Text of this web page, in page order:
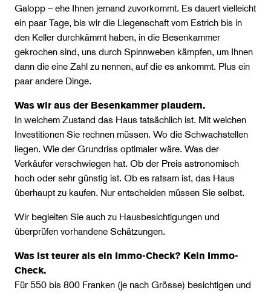
Galopp – ehe Ihnen jemand zuvorkommt. Es dauert vielleicht
ein paar Tage, bis wir die Liegenschaft vom Estrich bis in
den Keller durchkämmt haben, in die Besenkammer
gekrochen sind, uns durch Spinnweben kämpfen, um Ihnen
dann die eine Zahl zu nennen, auf die es ankommt. Plus ein
paar andere Dinge.
Was wir aus der Besenkammer plaudern.
In welchem Zustand das Haus tatsächlich ist. Mit welchen
Investitionen Sie rechnen müssen. Wo die Schwachstellen
liegen. Wie der Grundriss optimaler wäre. Was der
Verkäufer verschwiegen hat. Ob der Preis astronomisch
hoch oder sehr günstig ist. Ob es ratsam ist, das Haus
überhaupt zu kaufen. Nur entscheiden müssen Sie selbst.
Wir begleiten Sie auch zu Hausbesichtigungen und
überprüfen vorhandene Schätzungen.
Was ist teurer als ein Immo-Check? Kein Immo-
Check.
Für 550 bis 800 Franken (je nach Grösse) besichtigen und